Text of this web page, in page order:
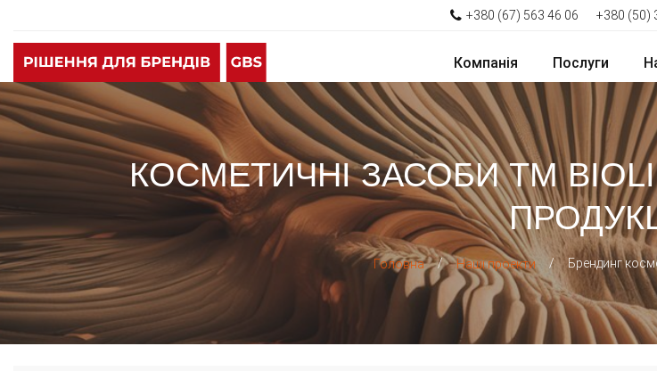
+380 (67) 563 46 06 +380 (50)
Компанія Послуги
КОСМЕТИЧНІ ЗАСОБИ ТМ
Головна / Наші проекти / Брендинг